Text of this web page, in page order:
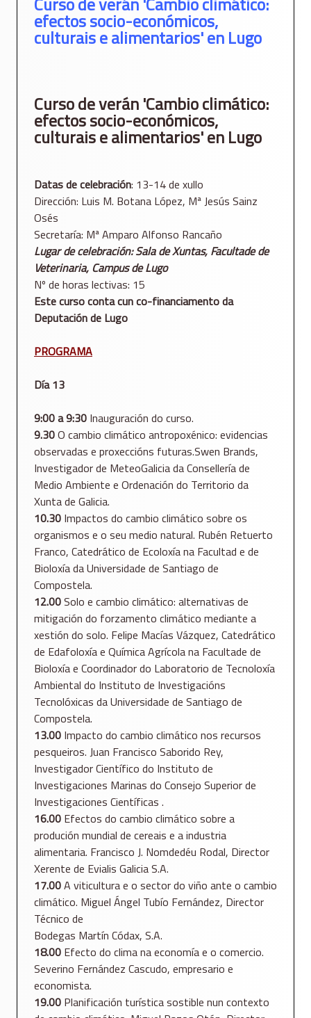
efectos socio-económicos,
culturais e alimentarios' en Lugo
Curso de verán 'Cambio climático:
efectos socio-económicos,
culturais e alimentarios' en Lugo
Datas de celebración: 13-14 de xullo
Dirección: Luis M. Botana López, Mª Jesús Sainz
Osés
Secretaría: Mª Amparo Alfonso Rancaño
Lugar de celebración: Sala de Xuntas, Facultade de
Veterinaria, Campus de Lugo
Nº de horas lectivas: 15
Este curso conta cun co-financiamento da
Deputación de Lugo
PROGRAMA
Día 13
9:00 a 9:30 Inauguración do curso.
9.30O cambio climático antropoxénico: evidencias
observadas e proxeccións futuras.Swen Brands,
Investigador de MeteoGalicia da Consellería de
Medio Ambiente e Ordenación do Territorio da
Xunta de Galicia.
10.30 Impactos do cambio climático sobre os
organismos e o seu medio natural. Rubén Retuerto
Franco, Catedrático de Ecoloxía na Facultad e de
Bioloxía da Universidade de Santiago de
Compostela.
12.00Solo e cambio climático: alternativas de
mitigación do forzamento climático mediante a
xestión do solo. Felipe Macías Vázquez, Catedrático
de Edafoloxía e Química Agrícola na Facultade de
Bioloxía e Coordinador do Laboratorio de Tecnoloxía
Ambiental do Instituto de Investigacións
Tecnolóxicas da Universidade de Santiago de
Compostela.
13.00 Impacto do cambio climático nos recursos
pesqueiros. Juan Francisco Saborido Rey,
Investigador Científico do Instituto de
Investigaciones Marinas do Consejo Superior de
Investigaciones Científicas .
16.00 Efectos do cambio climático sobre a
produción mundial de cereais e a industria
alimentaria. Francisco J. Nomdedéu Rodal, Director
Xerente de Evialis Galicia S.A.
17.00A viticultura e o sector do viño ante o cambio
climático. Miguel Ángel Tubío Fernández, Director
Técnico de
Bodegas Martín Códax, S.A.
18.00 Efecto do clima na economía e o comercio.
Severino Fernández Cascudo, empresario e
economista.
19.00 Planificación turística sostible nun contexto